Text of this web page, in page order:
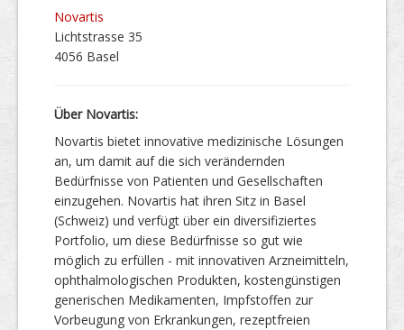
Novartis
Lichtstrasse 35
4056 Basel
Über Novartis:
Novartis bietet innovative medizinische Lösungen
an, um damit auf die sich verändernden
Bedürfnisse von Patienten und Gesellschaften
einzugehen. Novartis hat ihren Sitz in Basel
(Schweiz) und verfügt über ein diversifiziertes
Portfolio, um diese Bedürfnisse so gut wie
möglich zu erfüllen - mit innovativen Arzneimitteln,
ophthalmologischen Produkten, kostengünstigen
generischen Medikamenten, Impfstoffen zur
Vorbeugung von Erkrankungen, rezeptfreien